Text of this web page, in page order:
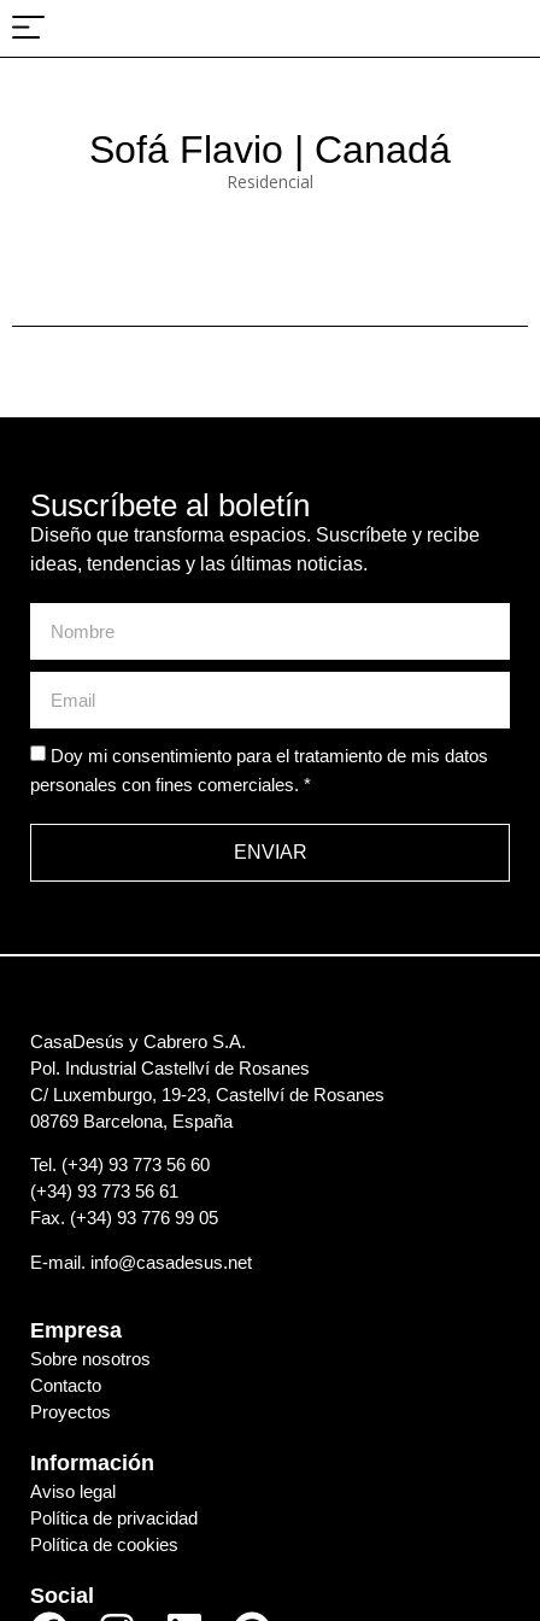
Sofá Flavio | Canadá
Residencial
Suscríbete al boletín
Diseño que transforma espacios. Suscríbete y recibe
ideas, tendencias y las últimas noticias.
Doy mi consentimiento para el tratamiento de mis datos
personales con fines comerciales. *
ENVIAR
CasaDesús y Cabrero S.A.
Pol. Industrial Castellví de Rosanes
C/ Luxemburgo, 19-23, Castellví de Rosanes
08769 Barcelona, España
Tel. (+34) 93 773 56 60
(+34) 93 773 56 61
Fax. (+34) 93 776 99 05
E-mail. info@casadesus.net
Empresa
Sobre nosotros
Contacto
Proyectos
Información
Aviso legal
Política de privacidad
Política de cookies
Social